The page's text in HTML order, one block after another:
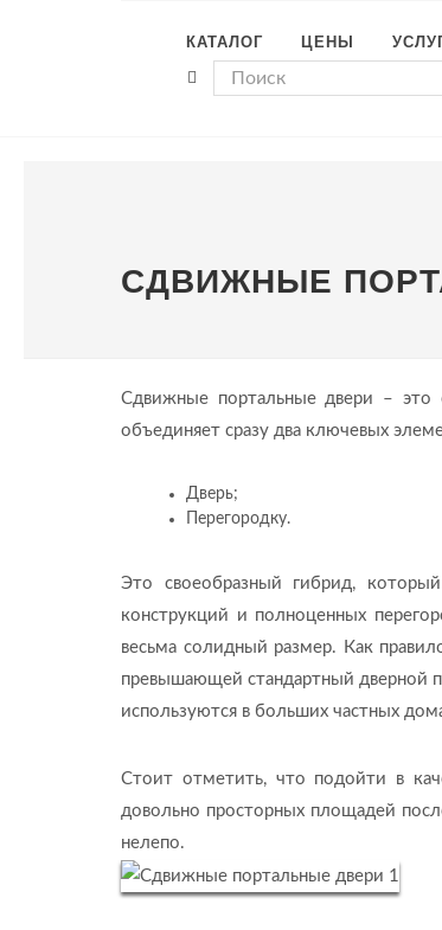
КАТАЛОГ ЦЕНЫ
СДВИЖНЫЕ
Сдвижные портальные двери – это
объединяет сразу два ключевых
Дверь;
Перегородку.
Это своеобразный гибрид,
конструкций и полноценных
весьма солидный размер. Как
превышающей стандартный дверной
используются в больших частных
Стоит отметить, что подойти в
довольно просторных площадей
нелепо.